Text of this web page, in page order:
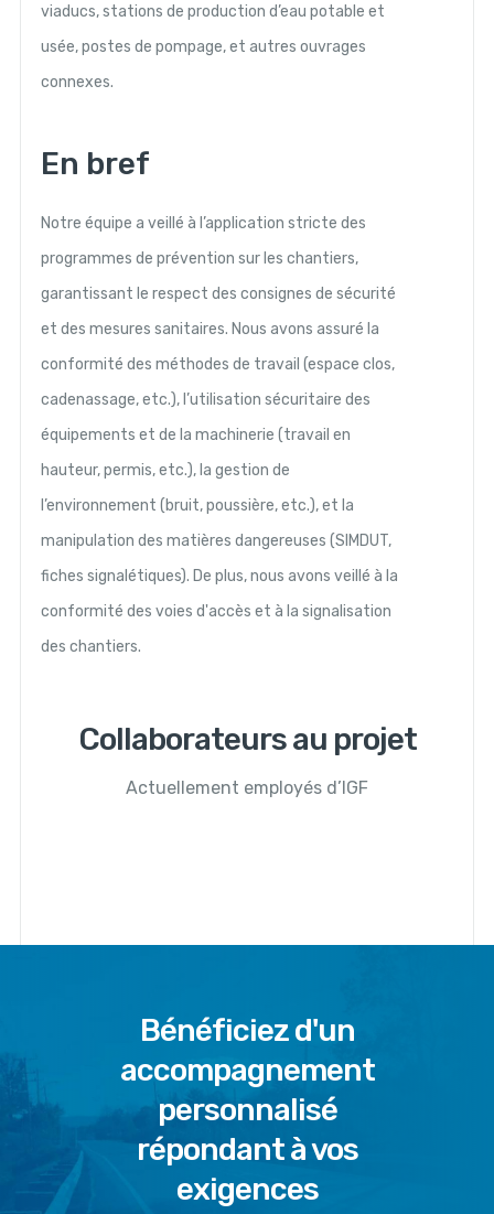
viaducs, stations de production d’eau potable et
usée, postes de pompage, et autres ouvrages
connexes.
En bref
Notre équipe a veillé à l’application stricte des
programmes de prévention sur les chantiers,
garantissant le respect des consignes de sécurité
et des mesures sanitaires. Nous avons assuré la
conformité des méthodes de travail (espace clos,
cadenassage, etc.), l’utilisation sécuritaire des
équipements et de la machinerie (travail en
hauteur, permis, etc.), la gestion de
l’environnement (bruit, poussière, etc.), et la
manipulation des matières dangereuses (SIMDUT,
fiches signalétiques). De plus, nous avons veillé à la
conformité des voies d'accès et à la signalisation
des chantiers.
Collaborateurs au projet
Actuellement employés d’IGF
Bénéficiez d'un
accompagnement
personnalisé
répondant à vos
exigences